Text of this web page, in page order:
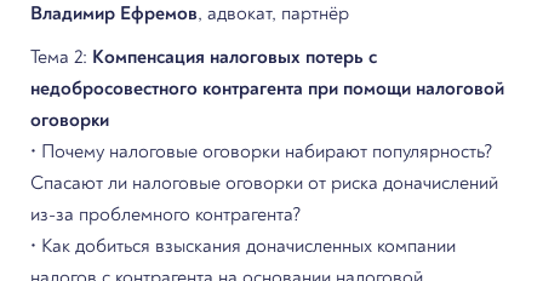
Владимир Ефремов, адвокат, партнёр
Тема 2: Компенсация налоговых потерь с
недобросовестного контрагента при помощи налоговой
оговорки
• Почему налоговые оговорки набирают популярность?
Спасают ли налоговые оговорки от риска доначислений
из-за проблемного контрагента?
• Как добиться взыскания доначисленных компании